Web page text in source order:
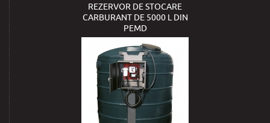
REZERVOR DE STOCARE
CARBURANT DE 5000 L DIN
PEMD